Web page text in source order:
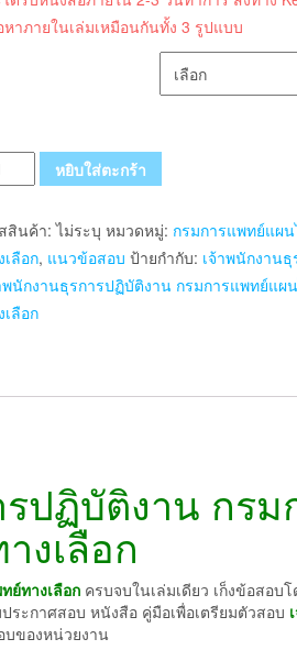
หาภายในเล่มเหมือนกันทั้ง 3 รูปแบบ
วน
งาน
าร
หยิบใส่ตะกร้า
สินค้า:ไม่ระบุ หมวดหมู่: กรมการแพทย์แผ
เลือก, แนวข้อสอบ ป้ายกำกับ: เจ้าพนักงาน
พนักงานธุรการปฏิบัติงาน กรมการแพทย์แผ
เลือก
ปฏิบัติงาน กรม
งเลือก
ย์ทางเลือก ครบจบในเล่มเดียว เก็งข้อสอบ
ระกาศสอบ หนังสือ คู่มือเพื่อเตรียมตัวสอบ
บของหน่วยงาน